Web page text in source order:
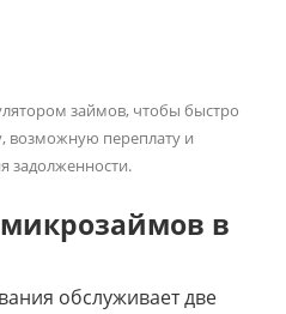
займов, чтобы быстро
возможную переплату и
задолженности.
в
обслуживает две